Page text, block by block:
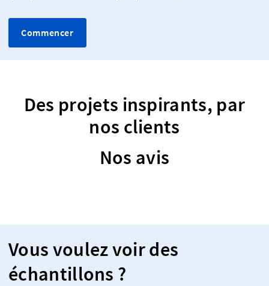
Commencer
Des projets inspirants, par
nos clients
Nos avis
Vous voulez voir des
échantillons ?